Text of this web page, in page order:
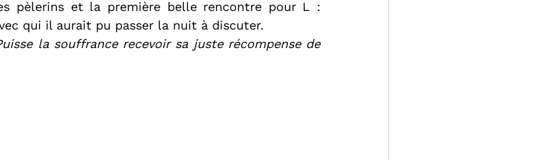
pèlerins et la première belle rencontre pour L :
qui il aurait pu passer la nuit à discuter.
la souffrance recevoir sa juste récompense de